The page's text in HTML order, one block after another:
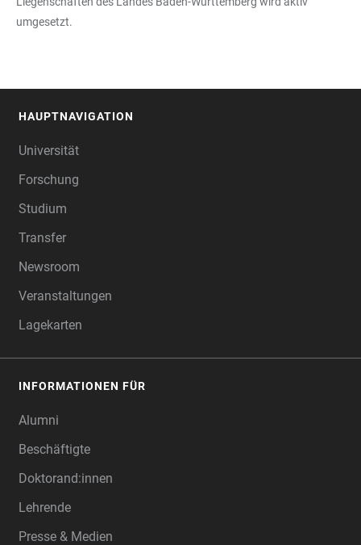
umgesetzt.
HAUPTNAVIGATION
Universität
Forschung
Studium
Transfer
Newsroom
Veranstaltungen
Lagekarten
INFORMATIONEN FÜR
Alumni
Beschäftigte
Doktorand:innen
Lehrende
Presse & Medien